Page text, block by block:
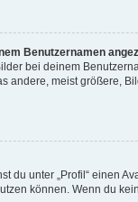
Benutzernamen
bei deinem
andere, meist größere,
du unter „Profil“ einen
können. Wenn du